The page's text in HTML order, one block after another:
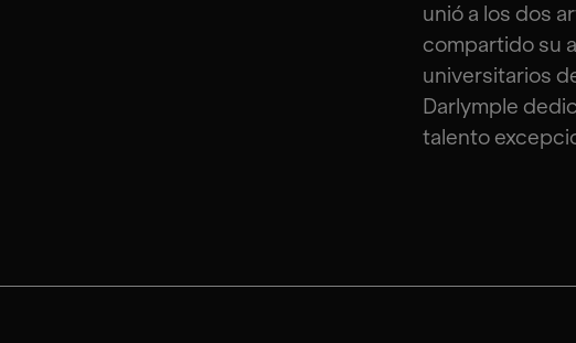
unió a los dos
compartido su
universitarios
Darlymple
talento